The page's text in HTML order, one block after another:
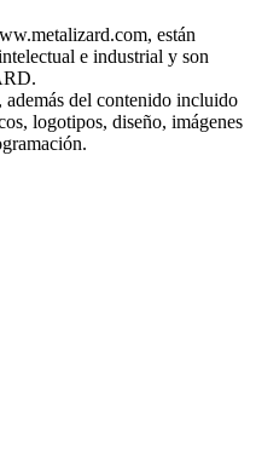
están
e industrial y son
del contenido incluido
logotipos, diseño, imágenes